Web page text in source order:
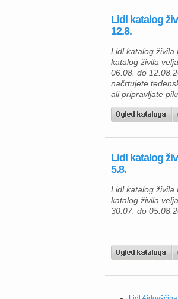
Lidl katalog
12.8.
Lidl katalog živila
katalog živila
06.08. do
načrtujete
ali pripravljate
družino in
aktualni ponudbi
izdelkov po
akcije in
Plus ter napolnite
živili in praktičnimi
za dom. Za
Lidl katalog
5.8.
Lidl katalog živila
katalog živila
30.07. do